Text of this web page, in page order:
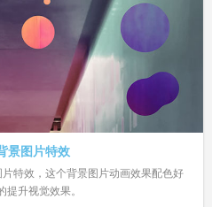
景图片特效
特效，这个背景图片动画效果配色好
升视觉效果。